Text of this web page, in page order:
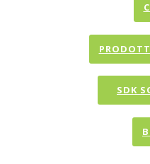
SDK